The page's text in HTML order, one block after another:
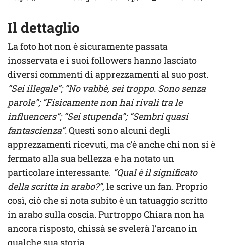
Il dettaglio
La foto hot non è sicuramente passata
inosservata e i suoi followers hanno lasciato
diversi commenti di apprezzamenti al suo post.
“Sei illegale”; “No vabbè, sei troppo. Sono senza
parole”; “Fisicamente non hai rivali tra le
influencers”; “Sei stupenda”; “Sembri quasi
fantascienza”.Questi sono alcuni degli
apprezzamenti ricevuti, ma c’è anche chi non si è
fermato alla sua bellezza e ha notato un
particolare interessante. “Qual è il significato
della scritta in arabo?”, le scrive un fan. Proprio
così, ciò che si nota subito è un tatuaggio scritto
in arabo sulla coscia. Purtroppo Chiara non ha
ancora risposto, chissà se svelerà l’arcano in
qualche sua storia.